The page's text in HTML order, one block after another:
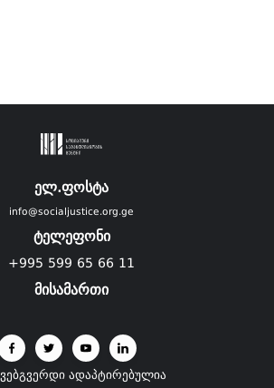
ელ.ფოსტა
info@socialjustice.org.ge
ტელეფონი
+995 599 65 66 11
მისამართი
ვებგვერდი ადაპტირებულია